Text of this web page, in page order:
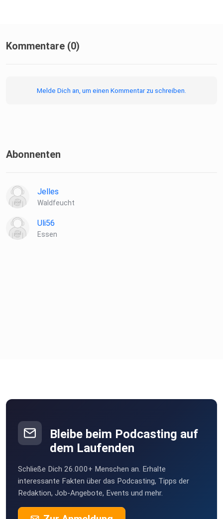
Kommentare (0)
Melde Dich an, um einen Kommentar zu schreiben.
Abonnenten
Jelles
Waldfeucht
Uli56
Essen
Bleibe beim Podcasting auf
dem Laufenden
Schließe Dich 26.000+ Menschen an. Erhalte
interessante Fakten über das Podcasting, Tipps der
Redaktion, Job-Angebote, Events und mehr.